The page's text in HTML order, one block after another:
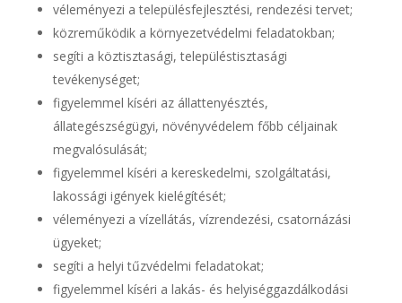
véleményezi a településfejlesztési, rendezési tervet;
közreműködik a környezetvédelmi feladatokban;
segíti a köztisztasági, településtisztasági
tevékenységet;
figyelemmel kíséri az állattenyésztés,
állategészségügyi, növényvédelem főbb céljainak
megvalósulását;
figyelemmel kíséri a kereskedelmi, szolgáltatási,
lakossági igények kielégítését;
véleményezi a vízellátás, vízrendezési, csatornázási
ügyeket;
segíti a helyi tűzvédelmi feladatokat;
figyelemmel kíséri a lakás- és helyiséggazdálkodási